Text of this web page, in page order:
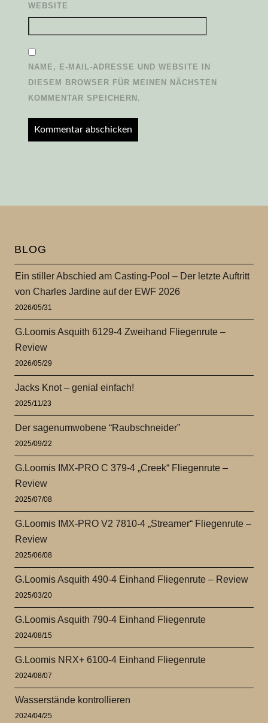
WEBSITE
NAME, E-MAIL-ADRESSE UND WEBSITE IN
DIESEM BROWSER FÜR MEINEN NÄCHSTEN
KOMMENTAR SPEICHERN.
BLOG
Ein stiller Abschied am Casting-Pool – Der letzte Auftritt
von Charles Jardine auf der EWF 2026
2026/05/31
G.Loomis Asquith 6129-4 Zweihand Fliegenrute –
Review
2026/05/29
Jacks Knot – genial einfach!
2025/11/23
Der sagenumwobene “Raubschneider”
2025/09/22
G.Loomis IMX-PRO C 379-4 „Creek“ Fliegenrute –
Review
2025/07/08
G.Loomis IMX-PRO V2 7810-4 „Streamer“ Fliegenrute –
Review
2025/06/08
G.Loomis Asquith 490-4 Einhand Fliegenrute – Review
2025/03/20
G.Loomis Asquith 790-4 Einhand Fliegenrute
2024/08/15
G.Loomis NRX+ 6100-4 Einhand Fliegenrute
2024/08/07
Wasserstände kontrollieren
2024/04/25